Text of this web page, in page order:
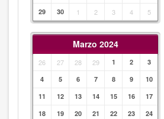
29
30 1 2 3 4 5
Marzo 2024
26 27 28 29 1 2
3
4
5 6 7 8 9
10
11
12 13 14 15 16
17
18
19 20 21 22 23
24